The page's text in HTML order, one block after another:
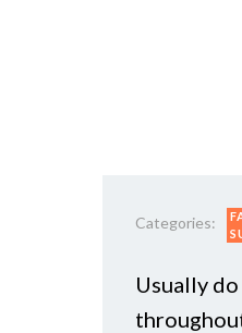
Categories:
Usually